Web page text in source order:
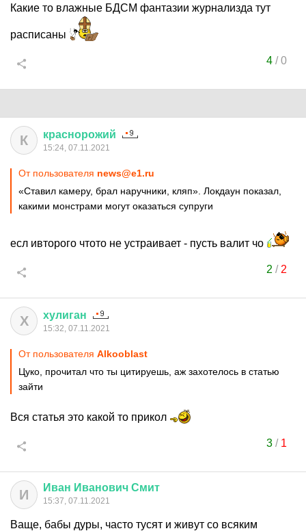
Какие то влажные БДСМ фантазии журнализда тут
расписаны
4/0
К краснорожий
15:24, 07.11.2021
От пользователя news@e1.ru
«Ставил камеру, брал наручники, кляп». Локдаун показал,
какими монстрами могут оказаться супруги
есл ивторого чтото не устраивает - пусть валит чо
2 / 2
Х хулиган
15:32, 07.11.2021
От пользователя Alkooblast
Цуко, прочитал что ты цитируешь, аж захотелось в статью
зайти
Вся статья это какой то прикол
3/ 1
И Иван Иванович Смит
15:37, 07.11.2021
Ваще, бабы дуры, часто тусят и живут со всяким